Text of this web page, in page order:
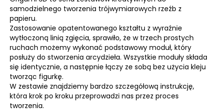
samodzielnego tworzenia trójwymiarowych rzeźb z
papieru.
Zastosowanie opatentowanego kształtu z wyraźnie
wytłoczoną linią zgięcia, sprawiło, że w trzech prostych
ruchach możemy wykonać podstawowy moduł, który
posłuży do stworzenia arcydzieła. Wszystkie moduły składa
się identycznie, a następnie łączy ze sobą bez użycia kleju
tworząc figurkę.
W zestawie znajdziemy bardzo szczegółową instrukcję,
która krok po kroku przeprowadzi nas przez proces
tworzenia.